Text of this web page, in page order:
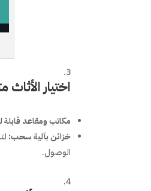
اختيار
مكاتب ومقاعد
خزائن بآلية سحب:
الوصول.